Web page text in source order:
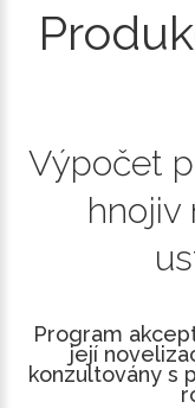
Výpočet
hnojiv
Program
její
konzultovány s